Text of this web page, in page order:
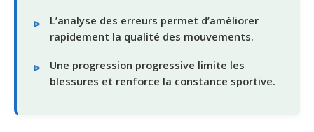
L’analyse des erreurs permet d’améliorer
rapidement la qualité des mouvements.
Une progression progressive limite les
blessures et renforce la constance sportive.